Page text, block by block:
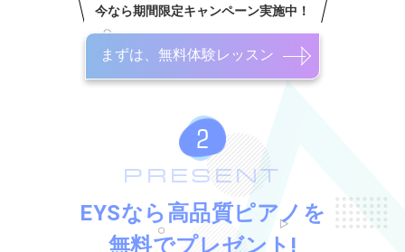
今なら期間限定キャンペーン実施中！
まずは、無料体験レッスン
PRESENT
EYSなら高品質ピアノを
無料でプレゼント!